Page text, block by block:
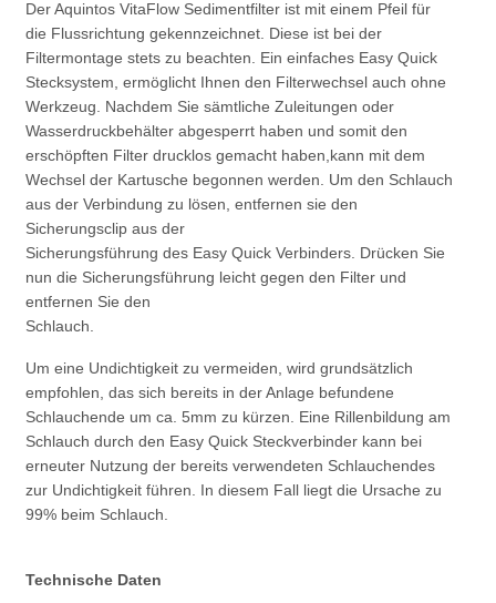
Der Aquintos VitaFlow Sedimentfilter ist mit einem Pfeil für
die Flussrichtung gekennzeichnet. Diese ist bei der
Filtermontage stets zu beachten. Ein einfaches Easy Quick
Stecksystem, ermöglicht Ihnen den Filterwechsel auch ohne
Werkzeug. Nachdem Sie sämtliche Zuleitungen oder
Wasserdruckbehälter abgesperrt haben und somit den
erschöpften Filter drucklos gemacht haben,kann mit dem
Wechsel der Kartusche begonnen werden. Um den Schlauch
aus der Verbindung zu lösen, entfernen sie den
Sicherungsclip aus der
Sicherungsführung des Easy Quick Verbinders. Drücken Sie
nun die Sicherungsführung leicht gegen den Filter und
entfernen Sie den
Schlauch.
Um eine Undichtigkeit zu vermeiden, wird grundsätzlich
empfohlen, das sich bereits in der Anlage befundene
Schlauchende um ca. 5mm zu kürzen. Eine Rillenbildung am
Schlauch durch den Easy Quick Steckverbinder kann bei
erneuter Nutzung der bereits verwendeten Schlauchendes
zur Undichtigkeit führen. In diesem Fall liegt die Ursache zu
99% beim Schlauch.
Technische Daten